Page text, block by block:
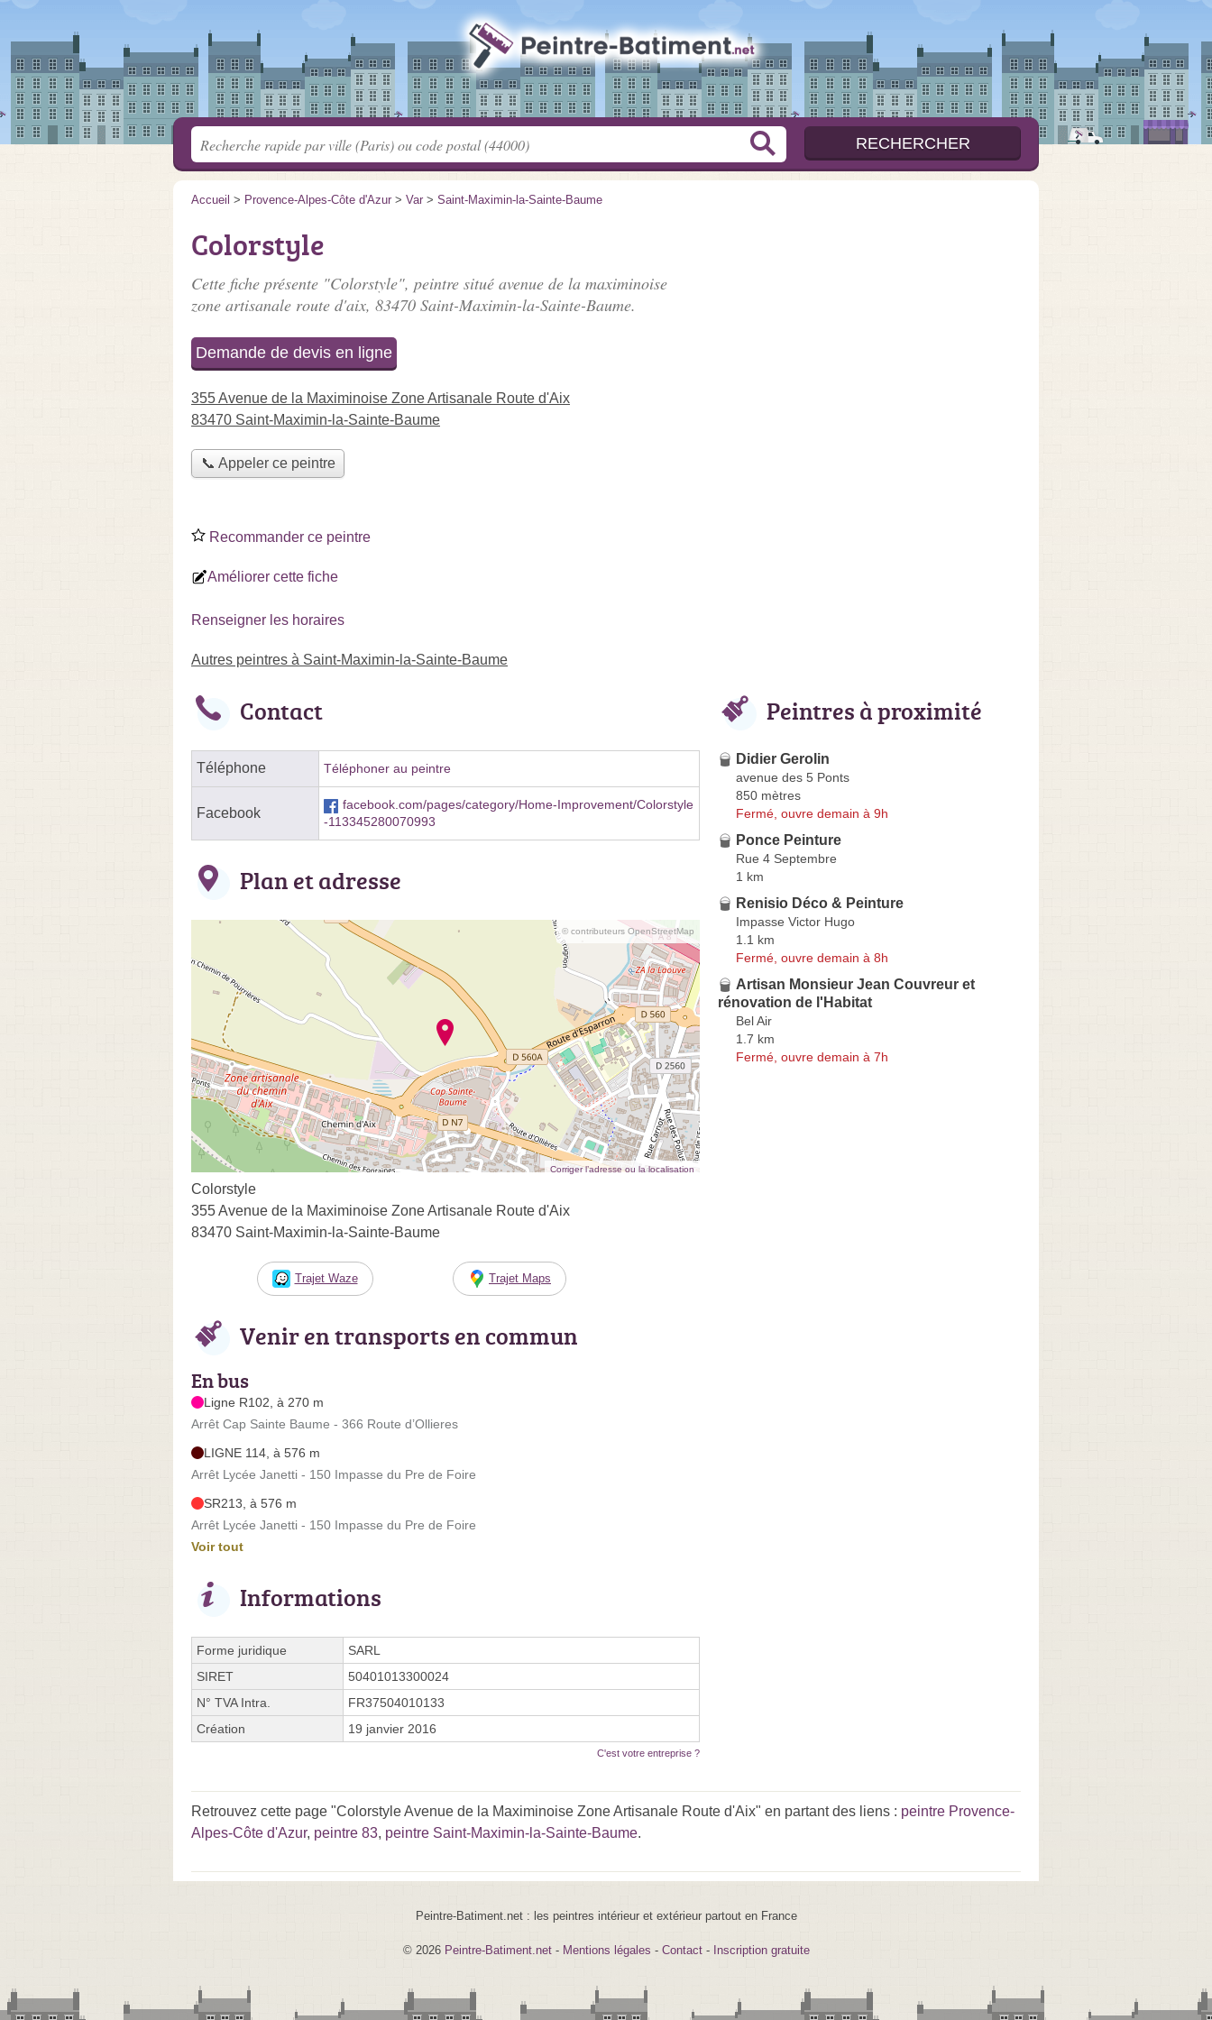
Accueil > Provence-Alpes-Côte d'Azur > Var > Saint-Maximin-la-Sainte-Baume
Colorstyle
Cette fiche présente "Colorstyle", peintre situé avenue de la maximinoise
zone artisanale route d'aix, 83470 Saint-Maximin-la-Sainte-Baume.
Demande de devis en ligne
355 Avenue de la Maximinoise Zone Artisanale Route d'Aix
83470 Saint-Maximin-la-Sainte-Baume
📞 Appeler ce peintre
Recommander ce peintre
Améliorer cette fiche
Renseigner les horaires
Autres peintres à Saint-Maximin-la-Sainte-Baume
Contact
Téléphone Téléphoner au peintre
Facebook
facebook.com/pages/category/Home-Improvement/Colorstyle
-113345280070993
Plan et adresse
© contributeurs OpenStreetMap
Corriger l’adresse ou la localisation
Colorstyle
355 Avenue de la Maximinoise Zone Artisanale Route d'Aix
83470 Saint-Maximin-la-Sainte-Baume
Trajet Waze Trajet Maps
Venir en transports en commun
En bus
Ligne R102, à 270 m
Arrêt Cap Sainte Baume - 366 Route d’Ollieres
LIGNE 114, à 576 m
Arrêt Lycée Janetti - 150 Impasse du Pre de Foire
SR213, à 576 m
Arrêt Lycée Janetti - 150 Impasse du Pre de Foire
Voir tout
Informations
Forme juridique
SARL
SIRET
50401013300024
N° TVA Intra.
FR37504010133
Création
19 janvier 2016
C'est votre entreprise ?
Peintres à proximité
Didier Gerolin
avenue des 5 Ponts
850 mètres
Fermé, ouvre demain à 9h
Ponce Peinture
Rue 4 Septembre
1 km
Renisio Déco & Peinture
Impasse Victor Hugo
1.1 km
Fermé, ouvre demain à 8h
Artisan Monsieur Jean Couvreur et
rénovation de l'Habitat
Bel Air
1.7 km
Fermé, ouvre demain à 7h
Retrouvez cette page "Colorstyle Avenue de la Maximinoise Zone Artisanale Route d'Aix" en partant des liens : peintre Provence-
Alpes-Côte d'Azur, peintre 83, peintre Saint-Maximin-la-Sainte-Baume.
Peintre-Batiment.net : les peintres intérieur et extérieur partout en France
© 2026 Peintre-Batiment.net - Mentions légales - Contact- Inscription gratuite